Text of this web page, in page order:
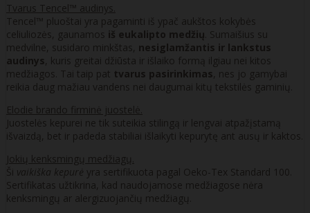
Tvarus Tencel™ audinys.
Tencel™ pluoštai yra pagaminti iš ypač aukštos kokybės
celiuliozės, gaunamos iš eukalipto medžių . Sumaišius su
medvilne, susidaro minkštas, nesiglamžantis ir lankstus
audinys, kuris greitai džiūsta ir išlaiko formą ilgiau nei kitos
medžiagos. Tai taip pat tvarus pasirinkimas, nes jo gamybai
reikia daug mažiau vandens nei daugumai kitų tekstilės gaminių.
Elodie brando firminė juostelė.
Juostelės kepurei ne tik suteikia stilingą ir lengvai atpažįstamą
išvaizdą, bet ir padeda stabiliai išlaikyti kepurytę ant ausų ir kaktos.
Jokių kenksmingų medžiagų.
Ši vaikiška kepurė yra sertifikuota pagal Oeko-Tex Standard 100.
Sertifikatas užtikrina, kad naudojamose medžiagose nėra
kenksmingų ar alergizuojančių medžiagų.